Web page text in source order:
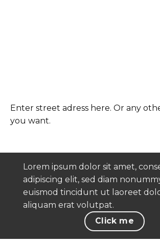
Enter street adress here. Or any
you want.
Lorem ipsum dolor sit amet,
adipiscing elit, sed diam
euismod tincidunt ut laoreet
aliquam erat volutpat.
Click me